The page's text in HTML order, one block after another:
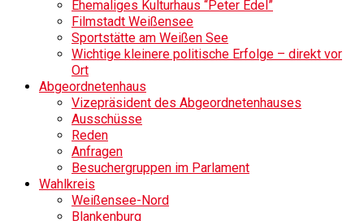
Ehemaliges Kulturhaus “Peter Edel”
Filmstadt Weißensee
Sportstätte am Weißen See
Wichtige kleinere politische Erfolge – direkt vor
Ort
Abgeordnetenhaus
Vizepräsident des Abgeordnetenhauses
Ausschüsse
Reden
Anfragen
Besuchergruppen im Parlament
Wahlkreis
Weißensee-Nord
Blankenburg